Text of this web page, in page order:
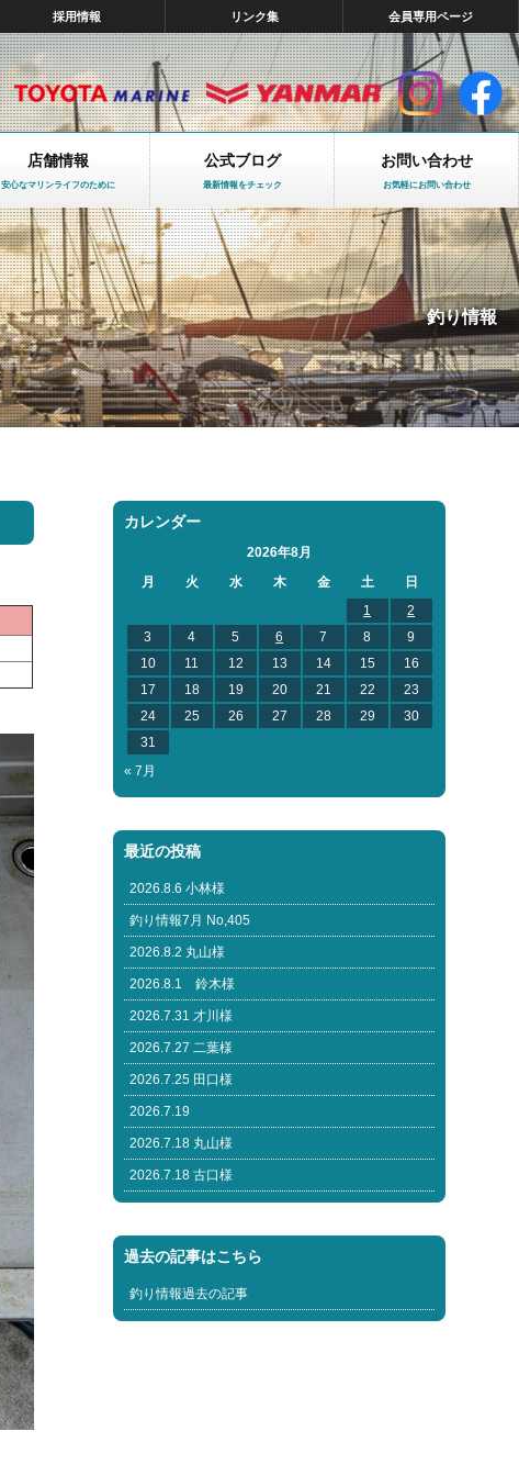
採用情報 リンク集 会員専用ページ
店舗情報
安心なマリンライフのために
公式ブログ
最新情報をチェック
お問い合わせ
お気軽にお問い合わせ
釣り情報
カレンダー
2026年8月
月
火 水 木 金 土
日
1
2
3
4 5 6 7 8
9
10
11 12 13 14 15
16
17
18 19 20 21 22
23
24
25 26 27 28 29
30
31
« 7月
最近の投稿
2026.8.6 小林様
釣り情報7月 No,405
2026.8.2 丸山様
2026.8.1 鈴木様
2026.7.31 才川様
2026.7.27 二葉様
2026.7.25 田口様
2026.7.19
2026.7.18 丸山様
2026.7.18 古口様
過去の記事はこちら
釣り情報過去の記事